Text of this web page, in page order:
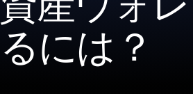
には？